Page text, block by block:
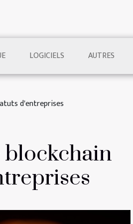
LOGICIELS AUTRES
d'entreprises
blockchain